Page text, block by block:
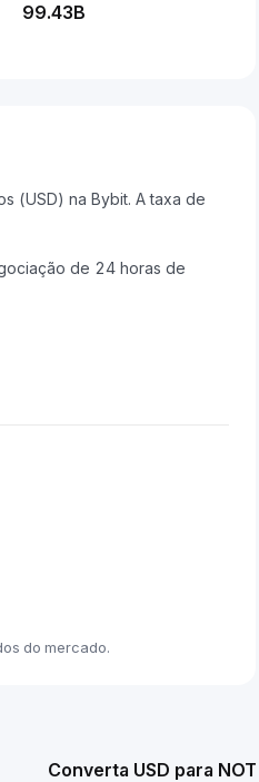
99.43B
(USD) na Bybit. A taxa de
de 24 horas de
do mercado.
Converta USD para NOT